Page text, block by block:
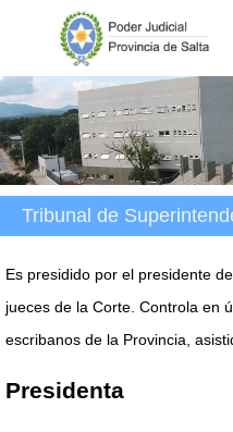
Tribunal de
Es presidido por el presidente
jueces de la Corte. Controla en
escribanos de la Provincia,
Presidenta